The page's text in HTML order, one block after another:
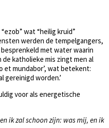
wat “heilig kruid”
werden de tempelgangers,
met water waarin
katholieke mis zingt men al
et mundabor’, wat betekent:
gereinigd worden.’
voor als energetische
ik zal schoon zijn: was mij, en ik